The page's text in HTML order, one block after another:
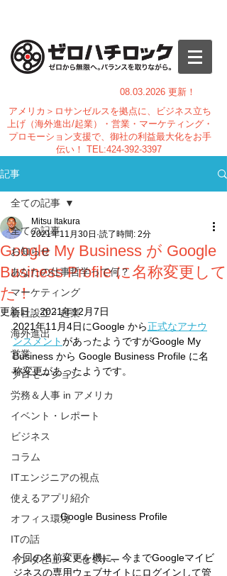
08.03.2026 更新！
アメリカ＞ロサンゼルスを拠点に、ビジネス立ち
上げ（海外進出/起業）・営業・マーケティング・
プロモーション支援で、御社の利益最大化をお手
伝い！ TEL:424-392-3397
記事
全ての記事
お知らせ
あなたの仕事哲学って何？
マーケティング
会社設立・起業
海外進出
営業
プロモーション
労務＆人事 in アメリカ
イベント・レポート
ビジネス
コラム
ITエンジニアの視点
使えるアプリ紹介
オフィス環境
ITの話
インタビュー・セミナー
全ての記事
Google My Business が Google
Business Profile に名称変更して
た！
Mitsu Itakura
2021年11月30日 読了時間: 2分
更新日：2021年12月7日
2021年11月4日にGoogle から正式なアナウ
ンスメントがあったようですがGoogle My
Business から Google Business Profile に名
称変更があったようです。
Google Business Profile
今回の名前変更を機に、今までGoogleマイビ
ジネスの専用ウェブサイトにログインして管